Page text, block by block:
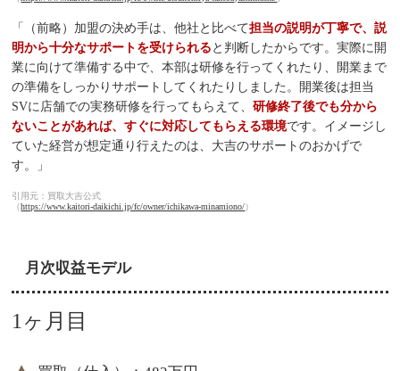
「（前略）加盟の決め手は、他社と比べて担当の説明が丁寧で、説
明から十分なサポートを受けられる と判断したからです。実際に開
業に向けて準備する中で、本部は研修を行ってくれたり、開業まで
の準備をしっかりサポートしてくれたりしました。開業後は担当
SVに店舗での実務研修を行ってもらえて、研修終了後でも分から
ないことがあれば、すぐに対応してもらえる環境です。イメージし
ていた経営が想定通り行えたのは、大吉のサポートのおかげで
す。」
引用元：買取大吉公式
（https://www.kaitori-daikichi.jp/fc/owner/ichikawa-minamiono/）
月次収益モデル
1ヶ月目